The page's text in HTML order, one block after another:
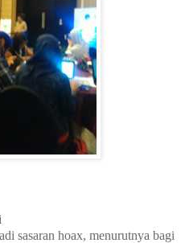
sasaran hoax, menurutnya bagi